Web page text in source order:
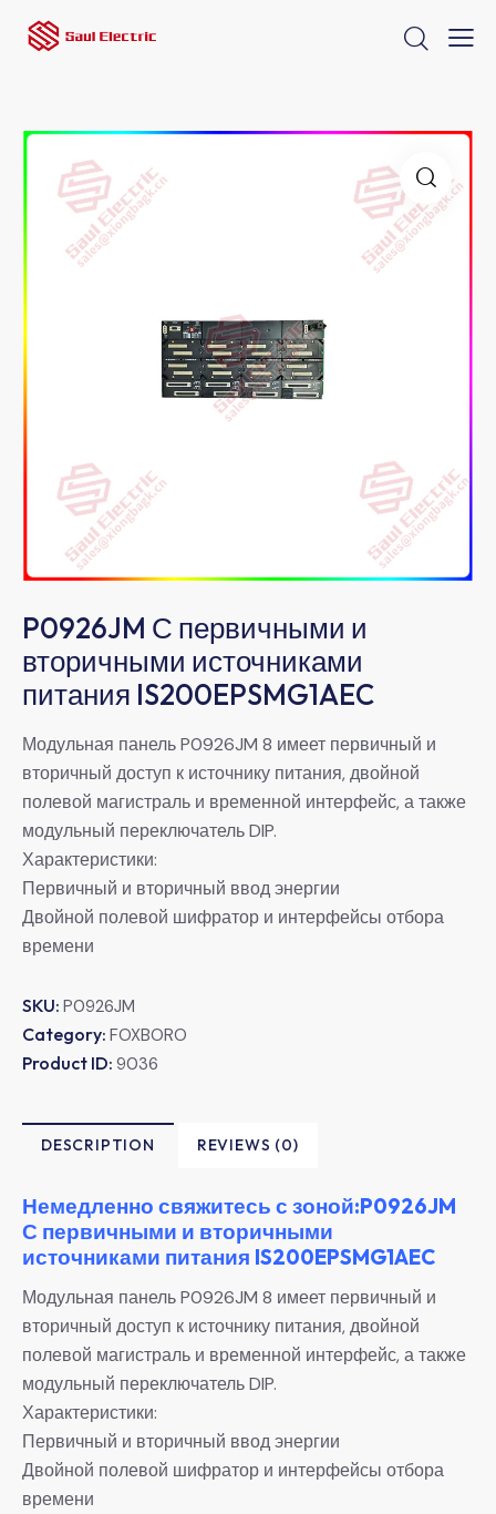
P0926JM С первичными и
вторичными источниками
питания IS200EPSMG1AEC
Модульная панель P0926JM 8 имеет первичный и
вторичный доступ к источнику питания, двойной
полевой магистраль и временной интерфейс, а также
модульный переключатель DIP.
Характеристики:
Первичный и вторичный ввод энергии
Двойной полевой шифратор и интерфейсы отбора
времени
SKU: P0926JM
Category: FOXBORO
Product ID: 9036
DESCRIPTION REVIEWS (0)
Немедленно свяжитесь с зоной:P0926JM
С первичными и вторичными
источниками питания IS200EPSMG1AEC
Модульная панель P0926JM 8 имеет первичный и
вторичный доступ к источнику питания, двойной
полевой магистраль и временной интерфейс, а также
модульный переключатель DIP.
Характеристики:
Первичный и вторичный ввод энергии
Двойной полевой шифратор и интерфейсы отбора
времени